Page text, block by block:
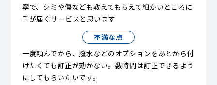
寧で、シミや傷なども教えてもらえて細かいところに
手が届くサービスと思います
不満な点
一度頼んでから、撥水などのオプションをあとから付
けたくても訂正が効かない。数時間は訂正できるよう
にしてもらいたいです。